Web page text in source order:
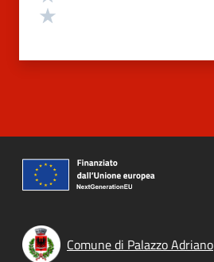
Comune di Palazzo Adriano